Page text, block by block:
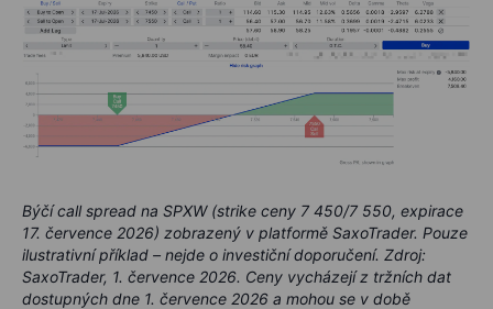
Býčí call spread na SPXW (strike ceny 7 450/7 550, expirace
17. července 2026) zobrazený v platformě SaxoTrader. Pouze
ilustrativní příklad – nejde o investiční doporučení. Zdroj:
SaxoTrader, 1. července 2026. Ceny vycházejí z tržních dat
dostupných dne 1. července 2026 a mohou se v době